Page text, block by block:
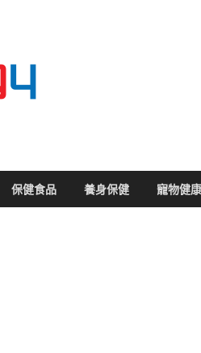
保健食品 養身保健 寵物健康